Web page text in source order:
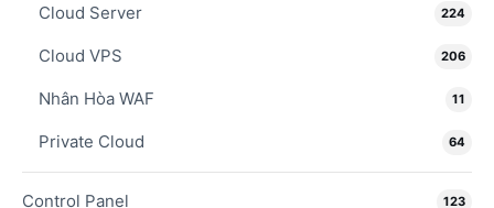
Cloud Server 224
Cloud VPS 206
Nhân Hòa WAF 11
Private Cloud 64
Control Panel 123